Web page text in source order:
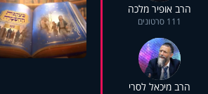
הרב אופיר מלכה
111 סרטונים
הרב מיכאל לסרי